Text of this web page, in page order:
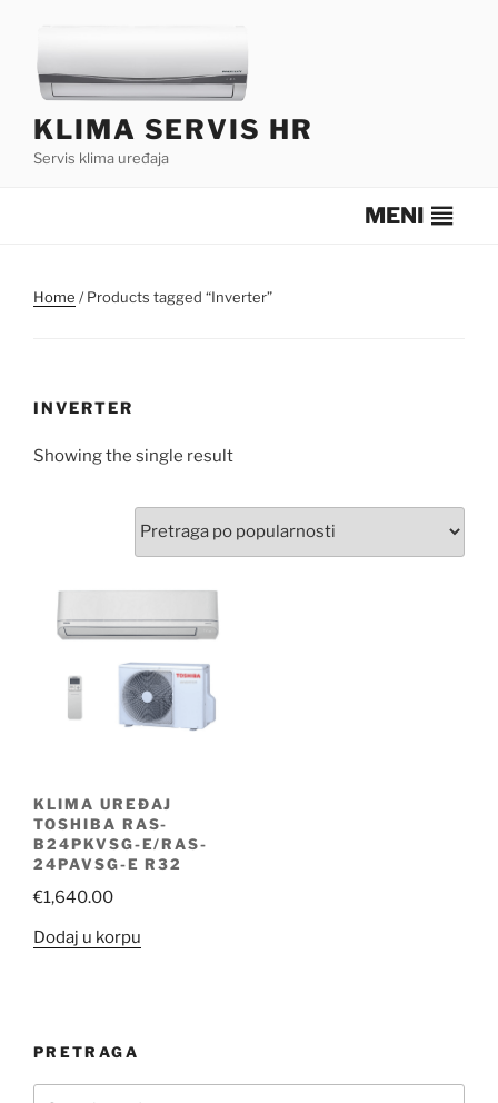
content
KLIMA SERVIS HR
Servis klima uređaja
MENI
Home / Products tagged “Inverter”
INVERTER
Showing the single result
KLIMA UREĐAJ
TOSHIBA RAS-
B24PKVSG-E/RAS-
24PAVSG-E R32
€1,640.00
Dodaj u korpu
PRETRAGA